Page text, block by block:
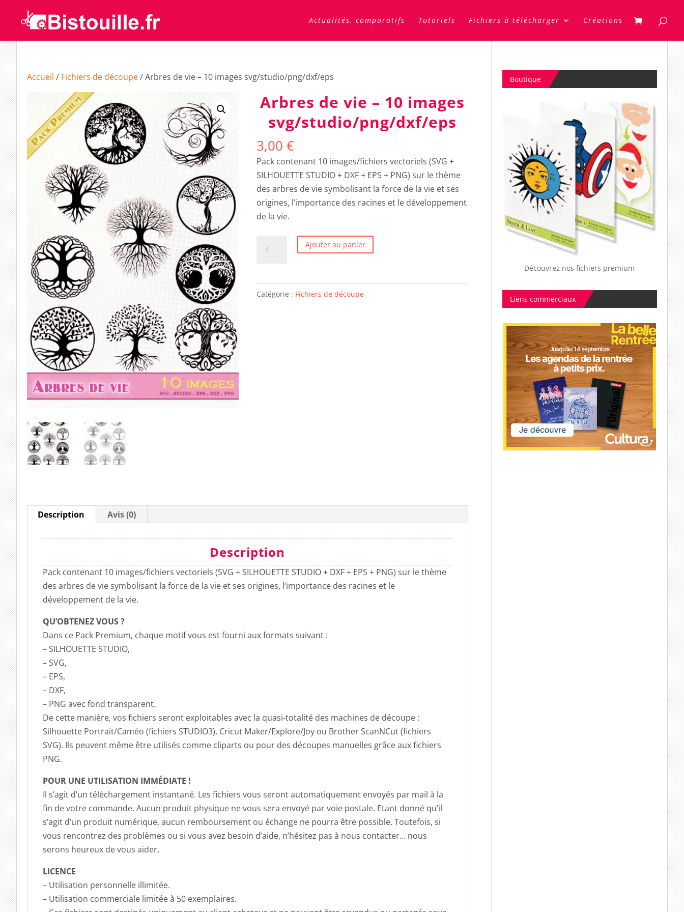
Actualités, comparatifs Tutoriels Fichiers à télécharger Créations
Accueil / Fichiers de découpe/ Arbres de vie – 10 images svg/studio/png/dxf/eps
Arbres de vie – 10 images
svg/studio/png/dxf/eps
3,00 €
Pack contenant 10 images/fichiers vectoriels (SVG +
SILHOUETTE STUDIO + DXF + EPS + PNG) sur le thème
des arbres de vie symbolisant la force de la vie et ses
origines, l’importance des racines et le développement
de la vie.
de
vie
Ajouter au panier
Catégorie : Fichiers de découpe
Description Avis (0)
Description
Pack contenant 10 images/fichiers vectoriels (SVG + SILHOUETTE STUDIO + DXF + EPS + PNG) sur le thème
des arbres de vie symbolisant la force de la vie et ses origines, l’importance des racines et le
développement de la vie.
QU’OBTENEZ VOUS ?
Dans ce Pack Premium, chaque motif vous est fourni aux formats suivant :
– SILHOUETTE STUDIO,
– SVG,
– EPS,
– DXF,
– PNG avec fond transparent.
De cette manière, vos fichiers seront exploitables avec la quasi-totalité des machines de découpe :
Silhouette Portrait/Caméo (fichiers STUDIO3), Cricut Maker/Explore/Joy ou Brother ScanNCut (fichiers
SVG). Ils peuvent même être utilisés comme cliparts ou pour des découpes manuelles grâce aux fichiers
PNG.
POUR UNE UTILISATION IMMÉDIATE !
Il s’agit d’un téléchargement instantané. Les fichiers vous seront automatiquement envoyés par mail à la
fin de votre commande. Aucun produit physique ne vous sera envoyé par voie postale. Etant donné qu’il
s’agit d’un produit numérique, aucun remboursement ou échange ne pourra être possible. Toutefois, si
vous rencontrez des problèmes ou si vous avez besoin d’aide, n’hésitez pas à nous contacter… nous
serons heureux de vous aider.
LICENCE
– Utilisation personnelle illimitée.
– Utilisation commerciale limitée à 50 exemplaires.
Boutique
Découvrez nos fichiers premium
Liens commerciaux